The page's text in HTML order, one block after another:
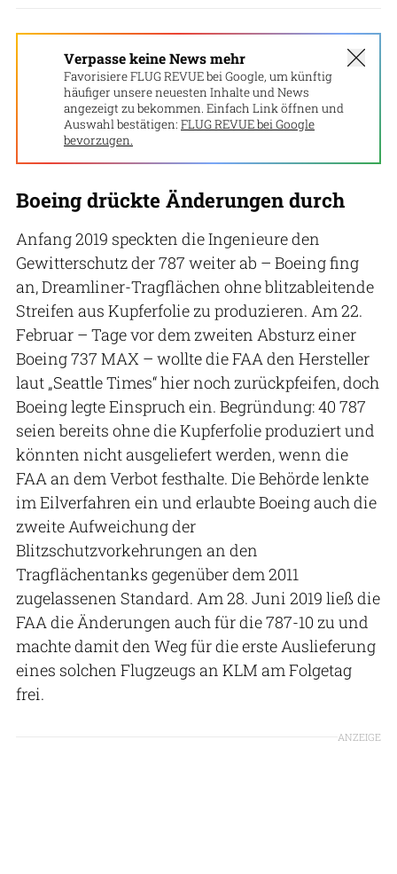
Verpasse keine News mehr
Favorisiere FLUG REVUE bei Google, um künftig
häufiger unsere neuesten Inhalte und News
angezeigt zu bekommen. Einfach Link öffnen und
Auswahl bestätigen: FLUG REVUE bei Google
bevorzugen.
Boeing drückte Änderungen durch
Anfang 2019 speckten die Ingenieure den
Gewitterschutz der 787 weiter ab – Boeing fing
an, Dreamliner-Tragflächen ohne blitzableitende
Streifen aus Kupferfolie zu produzieren. Am 22.
Februar – Tage vor dem zweiten Absturz einer
Boeing 737 MAX – wollte die FAA den Hersteller
laut „Seattle Times“ hier noch zurückpfeifen, doch
Boeing legte Einspruch ein. Begründung: 40 787
seien bereits ohne die Kupferfolie produziert und
könnten nicht ausgeliefert werden, wenn die
FAA an dem Verbot festhalte. Die Behörde lenkte
im Eilverfahren ein und erlaubte Boeing auch die
zweite Aufweichung der
Blitzschutzvorkehrungen an den
Tragflächentanks gegenüber dem 2011
zugelassenen Standard. Am 28. Juni 2019 ließ die
FAA die Änderungen auch für die 787-10 zu und
machte damit den Weg für die erste Auslieferung
eines solchen Flugzeugs an KLM am Folgetag
frei.
ANZEIGE